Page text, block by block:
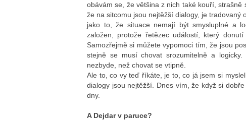
obávám se, že většina z nich také kouří,
že na sitcomu jsou nejtěžší dialogy, je tradovaný
jako to, že situace nemají být smysluplné a
založen, protože řetězec událostí, který
Samozřejmě si můžete vypomoci tím, že jsou
stejně se musí chovat srozumitelně a
nezbyde, než chovat se vtipně.
Ale to, co vy teď říkáte, je to, co já jsem si
dialogy jsou nejtěžší. Dnes vím, že když si
dny.
A Dejdar v paruce?